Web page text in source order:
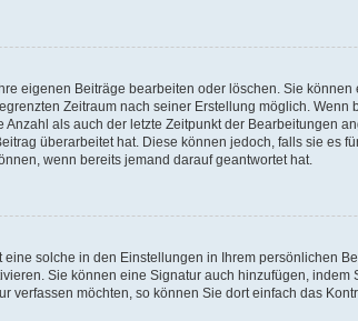
eigenen Beiträge bearbeiten oder löschen. Sie
Zeitraum nach seiner Erstellung möglich.
als auch der letzte Zeitpunkt der Bearbeitungen
überarbeitet hat. Diese können jedoch, falls sie es
wenn bereits jemand darauf geantwortet hat.
solche in den Einstellungen in Ihrem persönlichen
Sie können eine Signatur auch hinzufügen,
möchten, so können Sie dort einfach das